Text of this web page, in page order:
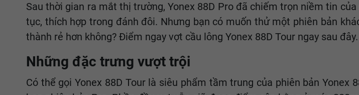
Sau thời gian ra mắt thị trường, Yonex 88D Pro đã chiếm trọn niềm tin
tục, thích hợp trong đánh đôi. Nhưng bạn có muốn thử một phiên bản
thành rẻ hơn không? Điểm ngay vợt cầu lông Yonex 88D Tour ngay sau đây.
Những đặc trưng vượt trội
Có thể gọi Yonex 88D Tour là siêu phẩm tầm trung của phiên bản